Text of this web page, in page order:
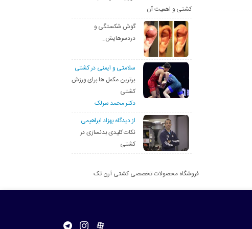
کشتی و اهمیت آن
گوش شکستگی و
دردسرهایش…
سلامتی و ایمنی در کشتی
برترین مکمل ها برای ورزش
کشتی
دکتر محمد سرلک
از دیدگاه بهزاد ابراهیمی
نکات کلیدی بدنسازی در
کشتی
فروشگاه محصولات تخصصی کشتی آرن تک